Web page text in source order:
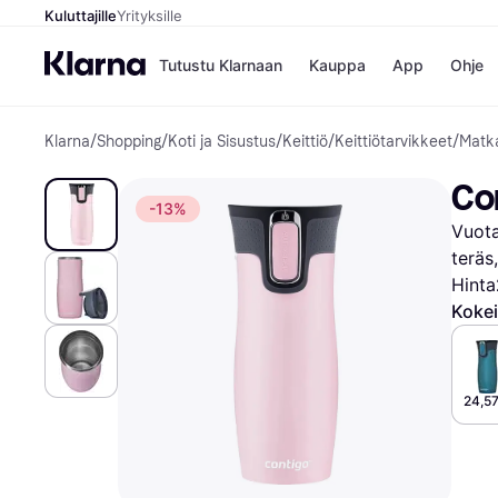
KuluttajilleYrityksille
Tutustu Klarnaan Kauppa
Kaupat
Gigantti
H&M
Peten
Wolt
App Ohje
Klarna/Shopping/Koti ja Sisustus/Keittiö/Keittiötarvikkeet/
-13%
Hinta